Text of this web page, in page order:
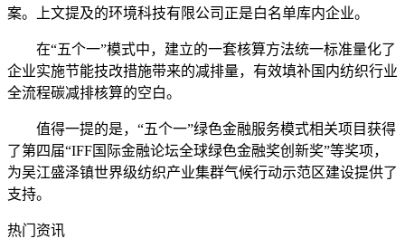
案。上文提及的环境科技有限公司正是白名单库内企业。
在“五个一”模式中，建立的一套核算方法统一标准量化了
企业实施节能技改措施带来的减排量，有效填补国内纺织行业
全流程碳减排核算的空白。
值得一提的是，“五个一”绿色金融服务模式相关项目获得
了第四届“IFF国际金融论坛全球绿色金融奖创新奖”等奖项，
为吴江盛泽镇世界级纺织产业集群气候行动示范区建设提供了
支持。
热门资讯